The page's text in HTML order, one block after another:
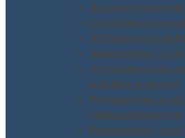
Assunzione
Consulenza per
Affidamento
Valutazione rischi
Consulenza
pubblici e privati
Formazione in
videoconferenza
Formazione